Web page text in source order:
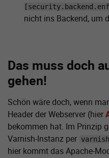
nicht ins Backend, um
Das muss doch
gehen!
Schön wäre doch, wenn
Header der Webserver (hier
bekommen hat. Im Prinzip
Varnish-Instanz per
hier kommt das Apache-